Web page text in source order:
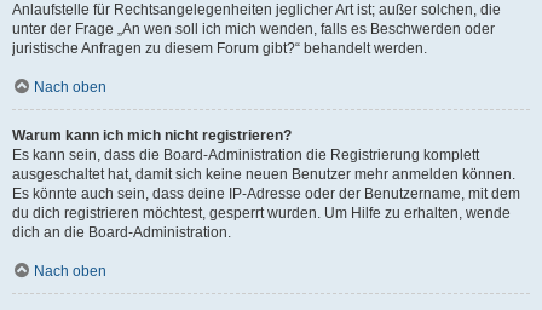
Anlaufstelle für Rechtsangelegenheiten jeglicher Art ist; außer solchen, die
unter der Frage „An wen soll ich mich wenden, falls es Beschwerden oder
juristische Anfragen zu diesem Forum gibt?“ behandelt werden.
Nach oben
Warum kann ich mich nicht registrieren?
Es kann sein, dass die Board-Administration die Registrierung komplett
ausgeschaltet hat, damit sich keine neuen Benutzer mehr anmelden können.
Es könnte auch sein, dass deine IP-Adresse oder der Benutzername, mit dem
du dich registrieren möchtest, gesperrt wurden. Um Hilfe zu erhalten, wende
dich an die Board-Administration.
Nach oben